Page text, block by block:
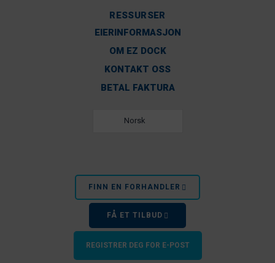
RESSURSER
EIERINFORMASJON
OM EZ DOCK
KONTAKT OSS
BETAL FAKTURA
Norsk
FINN EN FORHANDLER
FÅ ET TILBUD
REGISTRER DEG FOR E-POST